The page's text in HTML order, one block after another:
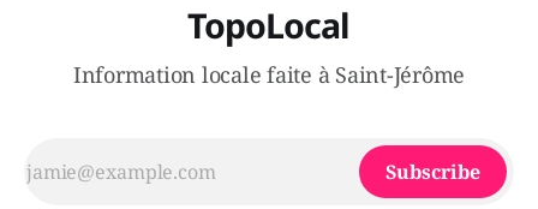
TopoLocal
Information locale faite à Saint-Jérôme
Subscribe